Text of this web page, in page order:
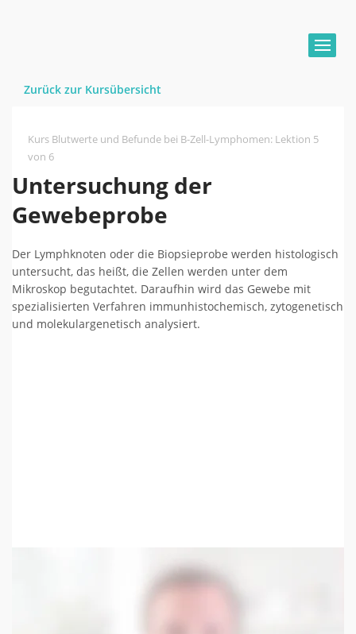
Zurück zur Kursübersicht
Kurs Blutwerte und Befunde bei B-Zell-Lymphomen: Lektion 5
von 6
Untersuchung der
Gewebeprobe
Der Lymphknoten oder die Biopsieprobe werden histologisch
untersucht, das heißt, die Zellen werden unter dem
Mikroskop begutachtet. Daraufhin wird das Gewebe mit
spezialisierten Verfahren immunhistochemisch, zytogenetisch
und molekulargenetisch analysiert.